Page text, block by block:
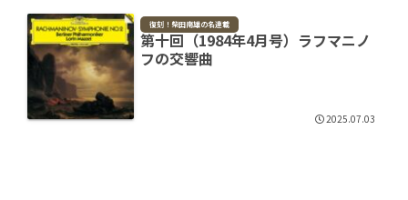
復刻！柴田南雄の名連載
第十回（1984年4月号）ラフマニノ
フの交響曲
2025.07.03